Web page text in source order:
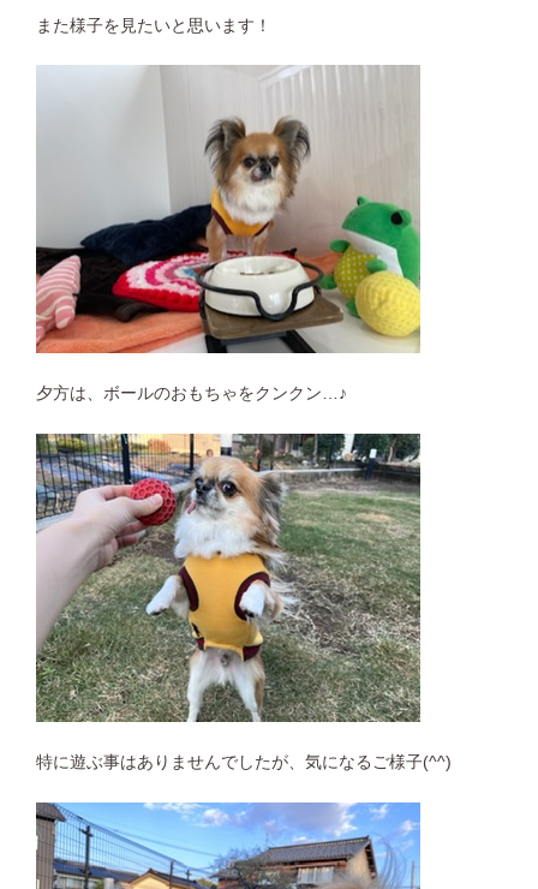
また様子を見たいと思います！
夕方は、ボールのおもちゃをクンクン…♪
特に遊ぶ事はありませんでしたが、気になるご様子(^^)